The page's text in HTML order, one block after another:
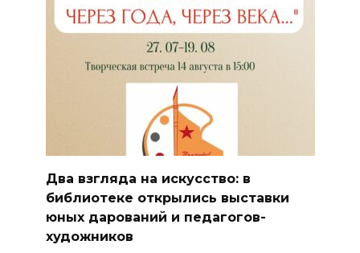
Два взгляда на искусство: в
библиотеке открылись выставки
юных дарований и педагогов-
художников